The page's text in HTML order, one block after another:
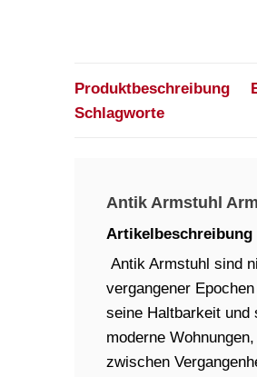
Produktbeschreibung
Schlagworte
Antik Armstuhl
Artikelbeschreibung
Antik Armstuhl sind
vergangener
seine Haltbarkeit und
moderne
zwischen